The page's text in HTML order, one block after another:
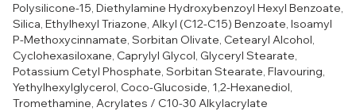
Polysilicone-15, Diethylamine Hydroxybenzoyl Hexyl Benzoate,
Silica, Ethylhexyl Triazone, Alkyl (C12-C15) Benzoate, Isoamyl
P-Methoxycinnamate, Sorbitan Olivate, Cetearyl Alcohol,
Cyclohexasiloxane, Caprylyl Glycol, Glyceryl Stearate,
Potassium Cetyl Phosphate, Sorbitan Stearate, Flavouring,
Yethylhexylglycerol, Coco-Glucoside, 1,2-Hexanediol,
Tromethamine, Acrylates / C10-30 Alkylacrylate